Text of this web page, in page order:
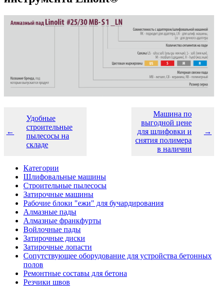
←
Удобные
строительные
пылесосы на
складе
Машина по
выгодной цене
для шлифовки и
снятия полимера
в наличии
→
Категории
Шлифовальные машины
Строительные пылесосы
Затирочные машины
Рабочие блоки "ежи" для бучардирования
Алмазные пады
Алмазные франкфурты
Войлочные пады
Затирочные диски
Затирочные лопасти
Сопутствующее оборудование для устройства бетонных
полов
Ремонтные составы для бетона
Резчики швов